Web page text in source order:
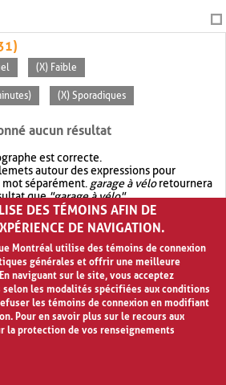
(X) Faible
(X) Sporadiques
aucun résultat
est correcte.
autour des expressions pour
séparément. garage à véloretournera
que"garage à vélo".
recherche avec OR.garage OR vélo
plus de résultat quegarage à vélo
DES TÉMOINS AFIN DE
DE NAVIGATION.
Montréal utilise des témoins de connexion
générales et offrir une meilleure
naviguant sur le site, vous acceptez
les modalités spécifiées aux conditions
les témoins de connexion en modifiant
Pour en savoir plus sur le recours aux
la protection de vos renseignements